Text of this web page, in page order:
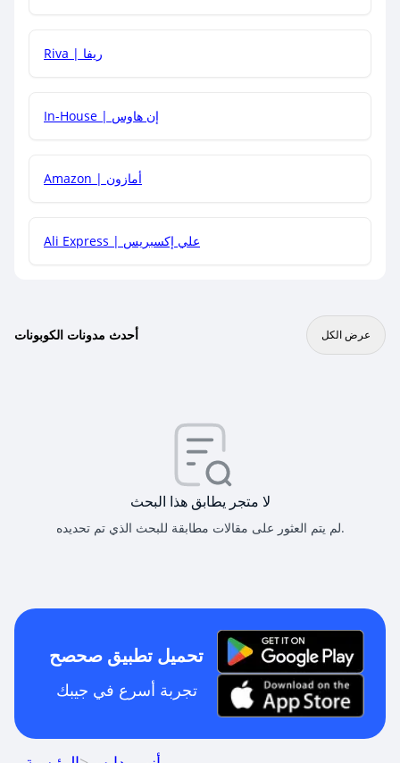
هل يمكنني جمع كود خصم مع العروض الأخرى؟
Riva | ريفا
In-House | إن هاوس
Amazon | أمازون
Ali Express | علي إكسبريس
أحدث مدونات الكوبونات عرض الكل
لا متجر يطابق هذا البحث
لم يتم العثور على مقالات مطابقة للبحث الذي تم تحديده.
تحميل تطبيق صحصح
تجربة أسرع في جيبك